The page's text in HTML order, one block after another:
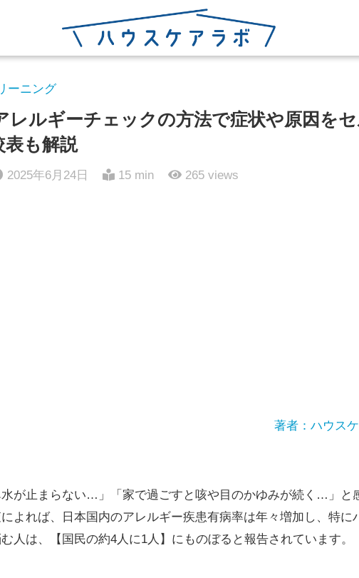
ーニング
レルギーチェックの方法で症状や原因をセ
表も解説
2025年6月24日 15 min 265 views
著者：ハウス
水が止まらない…」「家で過ごすと咳や目のかゆみが続く…」と
よれば、日本国内のアレルギー疾患有病率は年々増加し、特に
人は、【国民の約4人に1人】にものぼると報告されています。